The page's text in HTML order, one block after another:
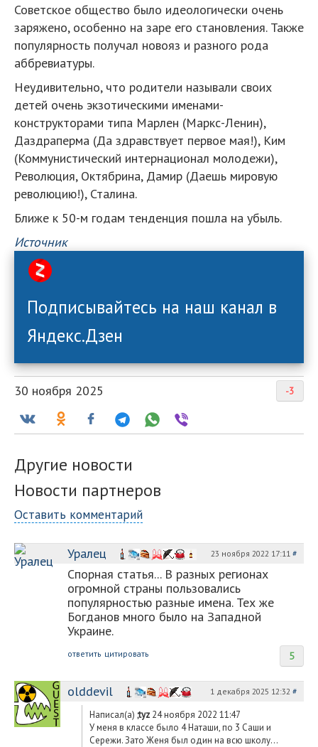
Советское общество было идеологически очень
заряжено, особенно на заре его становления. Также
популярность получал новояз и разного рода
аббревиатуры.
Неудивительно, что родители называли своих
детей очень экзотическими именами-
конструкторами типа Марлен (Маркс-Ленин),
Даздраперма (Да здравствует первое мая!), Ким
(Коммунистический интернационал молодежи),
Революция, Октябрина, Дамир (Даешь мировую
революцию!), Сталина.
Ближе к 50-м годам тенденция пошла на убыль.
Источник
Подписывайтесь на наш канал в
Яндекс.Дзен
-3
30 ноября 2025
Другие новости
Новости партнеров
Оставить комментарий
Уралец 23 ноября 2022 17:11 #
Спорная статья... В разных регионах
огромной страны пользовались
популярностью разные имена. Тех же
Богданов много было на Западной
Украине.
5
ответить цитировать
olddevil 1 декабря 2025 12:32 #
Написал(а) ;tyz 24 ноября 2022 11:47
У меня в классе было 4 Наташи, по 3 Саши и
Сережи. Зато Женя был один на всю школу...